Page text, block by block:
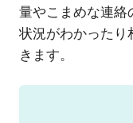
量やこまめな連絡
状況がわかったり
きます。